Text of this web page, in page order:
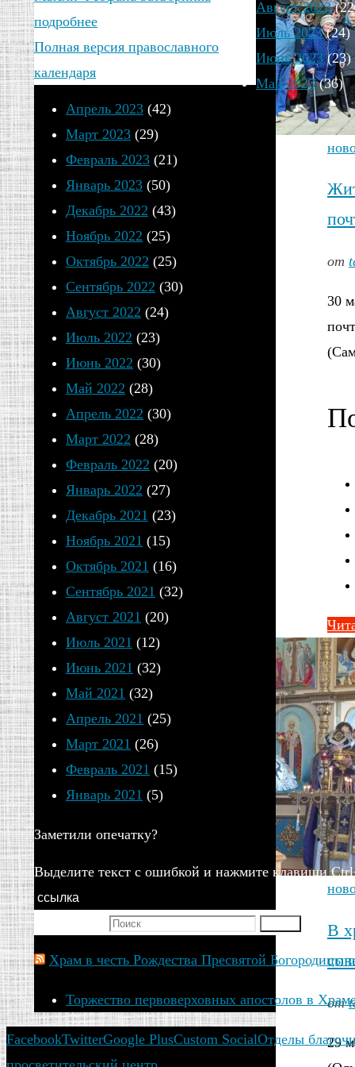
от
30
В
от
29
подробнее
Полная версия православного
календаря
Август 2023
Июль 2023(24)
Июнь 2023(23)
Май 2023(36)
Апрель 2023 (42)
Март 2023 (29)
Февраль 2023 (21)
Январь 2023 (50)
Декабрь 2022 (43)
Ноябрь 2022 (25)
Октябрь 2022 (25)
Сентябрь 2022 (30)
Август 2022 (24)
Июль 2022 (23)
Июнь 2022 (30)
Май 2022 (28)
Апрель 2022 (30)
Март 2022 (28)
Февраль 2022 (20)
Январь 2022 (27)
Декабрь 2021 (23)
Ноябрь 2021 (15)
Октябрь 2021 (16)
Сентябрь 2021 (32)
Август 2021 (20)
Июль 2021 (12)
Июнь 2021 (32)
Май 2021 (32)
Апрель 2021 (25)
Март 2021 (26)
Февраль 2021 (15)
Январь 2021 (5)
Заметили опечатку?
Выделите текст с ошибкой и нажмите клавиши
ссылка
Храм в честь Рождества Пресвятой Богородицы
Торжество первоверховных апостолов в
FacebookTwitterGoogle PlusCustom SocialОтделы